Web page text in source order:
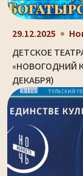
29.12.2025
ДЕТСКОЕ
«НОВОГОДНИЙ
ДЕКАБРЯ)